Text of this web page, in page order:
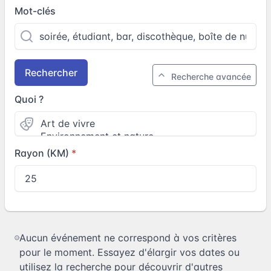
Mot-clés
Rechercher Recherche avancée
Quoi ?
Rayon (KM)
Aucun événement ne correspond à vos critères
pour le moment. Essayez d'élargir vos dates ou
utilisez la recherche pour découvrir d'autres